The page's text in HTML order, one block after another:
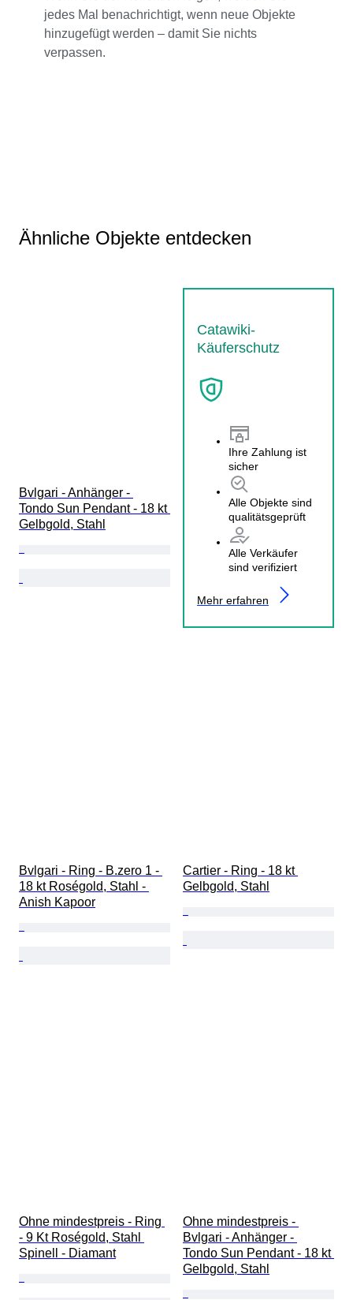
jedes Mal benachrichtigt, wenn neue Objekte
hinzugefügt werden – damit Sie nichts
verpassen.
Ähnliche Objekte entdecken
Catawiki-
Käuferschutz
Ihre Zahlung ist
sicher
Alle Objekte sind
qualitätsgeprüft
Alle Verkäufer
sind verifiziert
Mehr erfahren
Bvlgari - Anhänger -
Tondo Sun Pendant - 18 kt
Gelbgold, Stahl
Bvlgari - Ring - B.zero 1 -
18 kt Roségold, Stahl -
Anish Kapoor
Cartier - Ring - 18 kt
Gelbgold, Stahl
Ohne mindestpreis - Ring
- 9 Kt Roségold, Stahl
Spinell - Diamant
Ohne mindestpreis -
Bvlgari - Anhänger -
Tondo Sun Pendant - 18 kt
Gelbgold, Stahl